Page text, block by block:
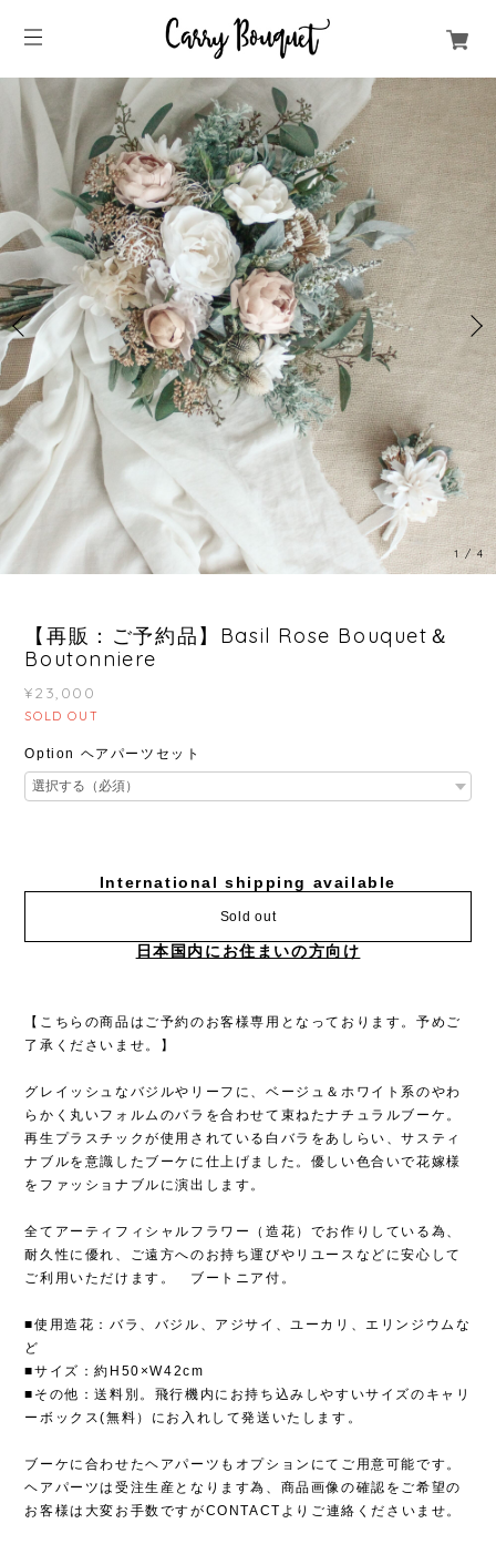
1 /4
【再販：ご予約品】Basil Rose Bouquet＆
Boutonniere
¥23,000
SOLD OUT
Option ヘアパーツセット
International shipping available
Sold out
日本国内にお住まいの方向け
【こちらの商品はご予約のお客様専用となっております。予めご
了承くださいませ。】
グレイッシュなバジルやリーフに、ベージュ＆ホワイト系のやわ
らかく丸いフォルムのバラを合わせて束ねたナチュラルブーケ。
再生プラスチックが使用されている白バラをあしらい、サスティ
ナブルを意識したブーケに仕上げました。優しい色合いで花嫁様
をファッショナブルに演出します。
全てアーティフィシャルフラワー（造花）でお作りしている為、
耐久性に優れ、ご遠方へのお持ち運びやリユースなどに安心して
ご利用いただけます。 ブートニア付。
■使用造花：バラ、バジル、アジサイ、ユーカリ、エリンジウムな
ど
■サイズ：約H50×W42cm
■その他：送料別。飛行機内にお持ち込みしやすいサイズのキャリ
ーボックス(無料）にお入れして発送いたします。
ブーケに合わせたヘアパーツもオプションにてご用意可能です。
ヘアパーツは受注生産となります為、商品画像の確認をご希望の
お客様は大変お手数ですがCONTACTよりご連絡くださいませ。